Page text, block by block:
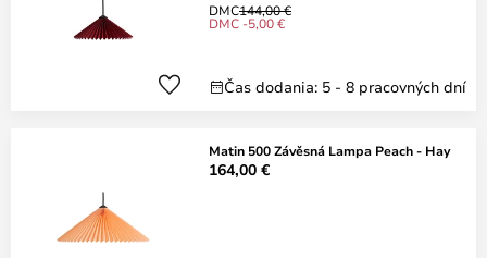
DMC144,00 €
DMC -5,00 €
Čas dodania: 5 - 8 pracovných dní
Matin 500 Závěsná Lampa Peach - Hay
164,00 €